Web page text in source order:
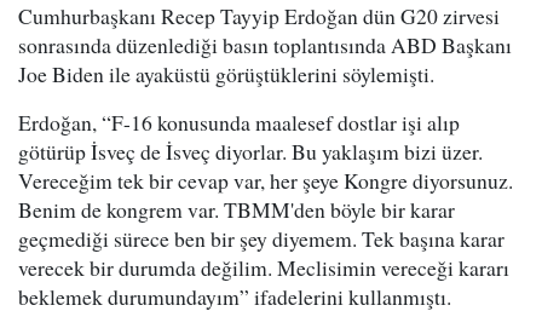
Cumhurbaşkanı Recep Tayyip Erdoğan dün G20 zirvesi
sonrasında düzenlediği basın toplantısında ABD Başkanı
Joe Biden ile ayaküstü görüştüklerini söylemişti.
Erdoğan, “F-16 konusunda maalesef dostlar işi alıp
götürüp İsveç de İsveç diyorlar. Bu yaklaşım bizi üzer.
Vereceğim tek bir cevap var, her şeye Kongre diyorsunuz.
Benim de kongrem var. TBMM'den böyle bir karar
geçmediği sürece ben bir şey diyemem. Tek başına karar
verecek bir durumda değilim. Meclisimin vereceği kararı
beklemek durumundayım” ifadelerini kullanmıştı.